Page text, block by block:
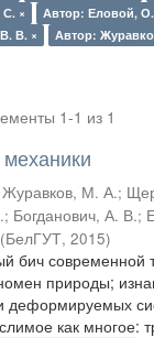
×
Автор: Еловой,
В. ×
Автор:
1-1 из 1
Журавков, М. А.;
; Богданович, А. В.;
(БелГУТ, 2015)
бич современной
природы;
деформируемых
как многое: